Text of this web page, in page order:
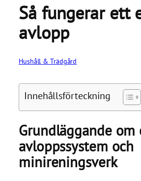
Så fungerar ett
avlopp
Hushåll & Trädgård
Innehållsförteckning
Grundläggande om
avloppssystem och
minireningsverk